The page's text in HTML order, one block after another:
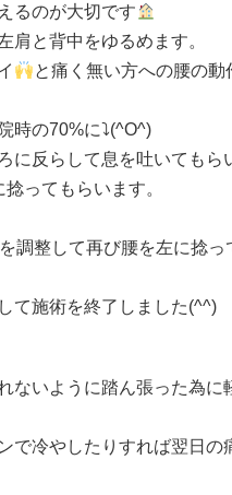
るのが大切です
肩と背中をゆるめます。
と痛く無い方への腰の動
時の70%に⤵︎(^O^)
反らして息を吐いてもら
ってもらいます。
調整して再び腰を左に捻っ
て施術を終了しました(^^)
ないように踏ん張った為に
で冷やしたりすれば翌日の